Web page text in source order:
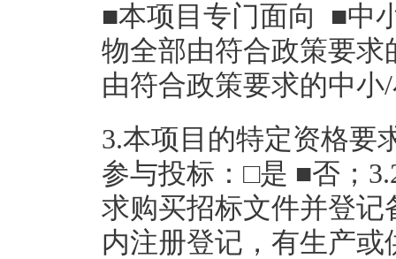
■本项目专门面向 ■中
物全部由符合政策要
由符合政策要求的中小
3.本项目的特定资格要
参与投标：□是 ■否；
求购买招标文件并登
内注册登记，有生产